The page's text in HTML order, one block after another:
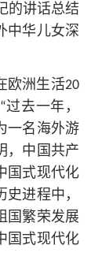
的讲话总结
中华儿女深
欧洲生活20
去一年，
一名海外游
，中国共产
国式现代化
进程中，
国繁荣发展
国式现代化